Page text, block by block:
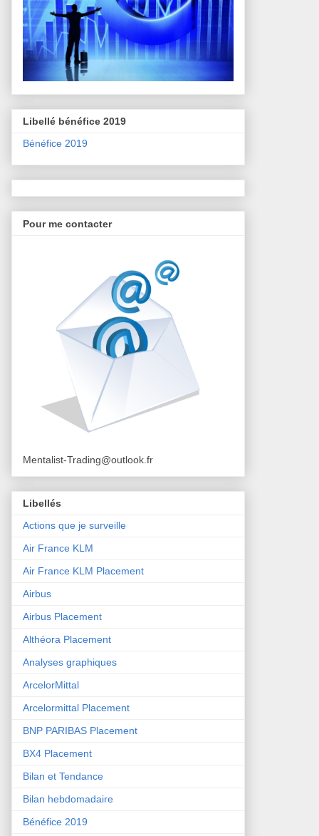
Libellé bénéfice 2019
Bénéfice 2019
Pour me contacter
Mentalist-Trading@outlook.fr
Libellés
Actions que je surveille
Air France KLM
Air France KLM Placement
Airbus
Airbus Placement
Althéora Placement
Analyses graphiques
ArcelorMittal
Arcelormittal Placement
BNP PARIBAS Placement
BX4 Placement
Bilan et Tendance
Bilan hebdomadaire
Bénéfice 2019